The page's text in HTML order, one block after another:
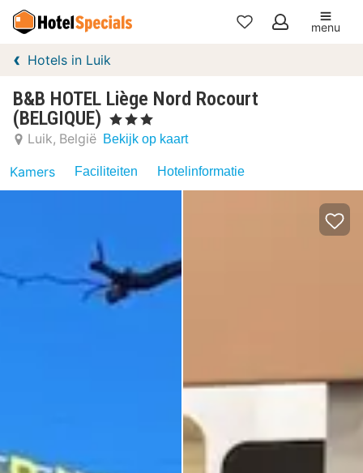
Mijn
menu
Hotels in Luik
B&B HOTEL Liège Nord Rocourt
(BELGIQUE)
, 3 Sterren
Luik België Bekijk op kaart
Kamers Faciliteiten Hotelinformatie